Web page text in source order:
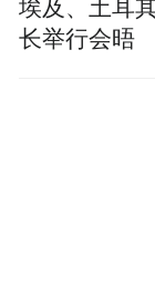
埃及、土耳
长举行会晤